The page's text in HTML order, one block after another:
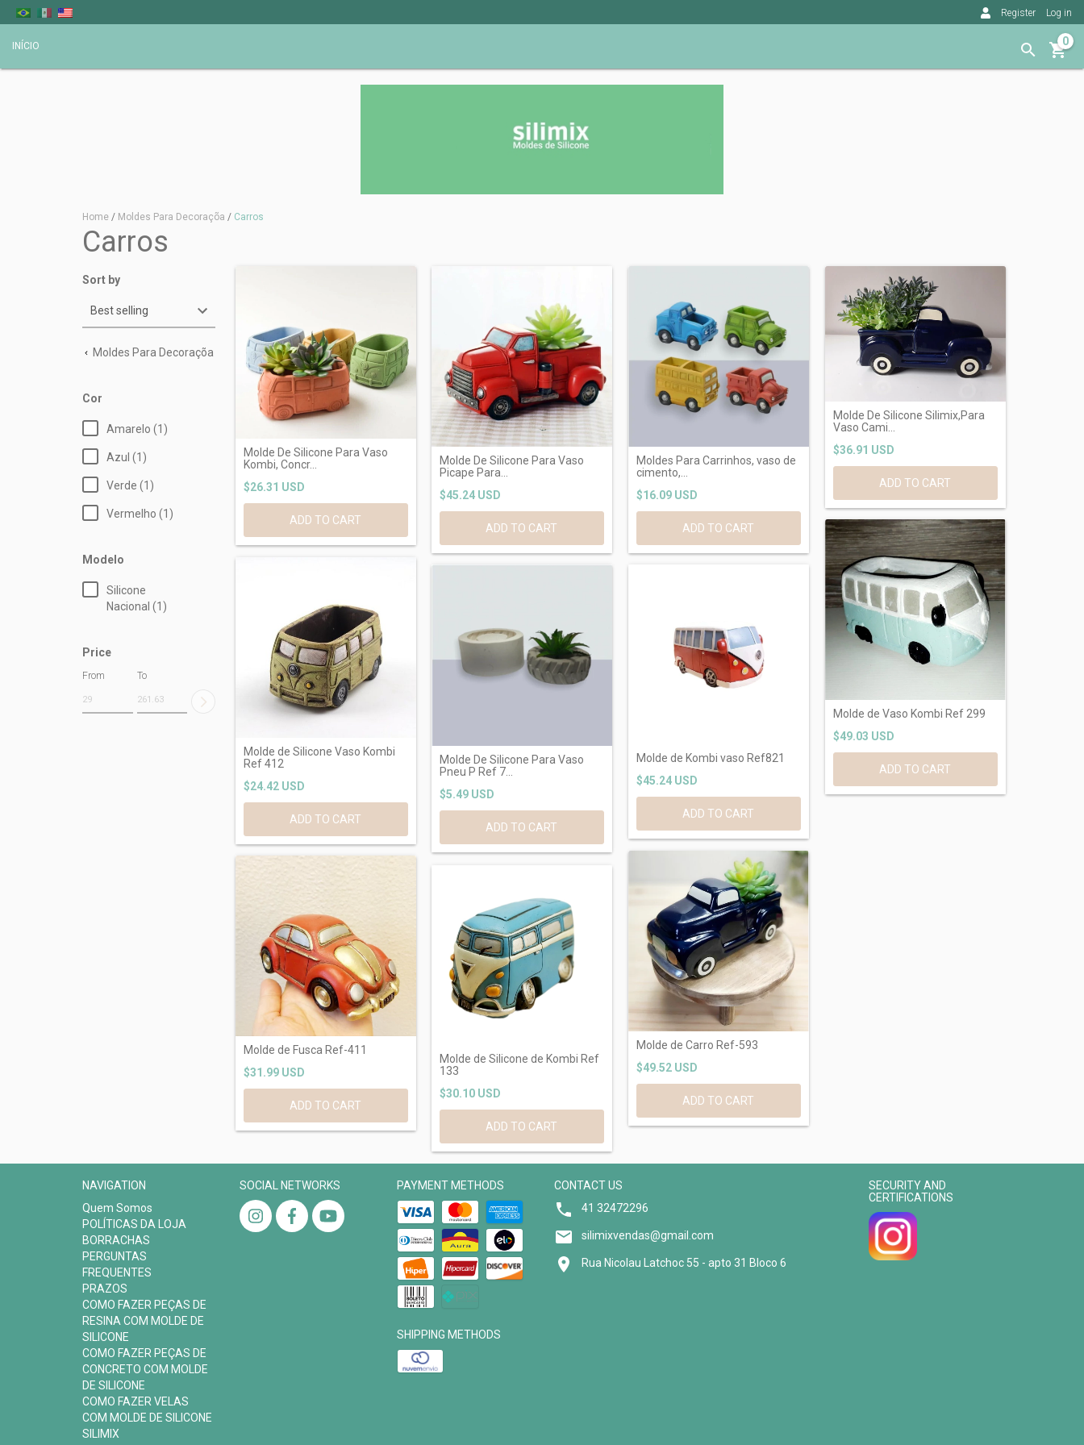
Register Log in
INÍCIO 0
Home / Moldes Para Decoraçõa / Carros
Carros
Sort by
Moldes Para Decoraçõa
Cor
Amarelo (1)
Azul (1)
Verde (1)
Vermelho (1)
Modelo
Silicone
Nacional (1)
Price
From To
Molde De Silicone Para Vaso
Kombi, Concr...
$26.31 USD
Molde De Silicone Para Vaso
Picape Para...
$45.24 USD
Moldes Para Carrinhos, vaso de
cimento,...
$16.09 USD
ADD TO CART
Molde De Silicone Silimix,Para
Vaso Cami...
$36.91 USD
Molde de Silicone Vaso Kombi
Ref 412
$24.42 USD
ADD TO CART
Molde De Silicone Para Vaso
Pneu P Ref 7...
$5.49 USD
Molde de Kombi vaso Ref821
$45.24 USD
Molde de Vaso Kombi Ref 299
$49.03 USD
Molde de Fusca Ref-411
$31.99 USD
Molde de Silicone de Kombi Ref
133
$30.10 USD
Molde de Carro Ref-593
$49.52 USD
NAVIGATION
Quem Somos
POLÍTICAS DA LOJA
BORRACHAS
PERGUNTAS
FREQUENTES
PRAZOS
COMO FAZER PEÇAS DE
RESINA COM MOLDE DE
SILICONE
COMO FAZER PEÇAS DE
CONCRETO COM MOLDE
DE SILICONE
COMO FAZER VELAS
COM MOLDE DE SILICONE
SILIMIX
SOCIAL NETWORKS PAYMENT METHODS
SHIPPING METHODS
CONTACT US
41 32472296
silimixvendas@gmail.com
Rua Nicolau Latchoc 55 - apto 31 Bloco 6
SECURITY AND
CERTIFICATIONS